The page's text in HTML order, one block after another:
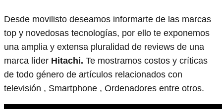
Desde movilisto deseamos informarte de las marcas
top y novedosas tecnologías, por ello te exponemos
una amplia y extensa pluralidad de reviews de una
marca líder Hitachi. Te mostramos costos y críticas
de todo género de artículos relacionados con
televisión , Smartphone , Ordenadores entre otros.